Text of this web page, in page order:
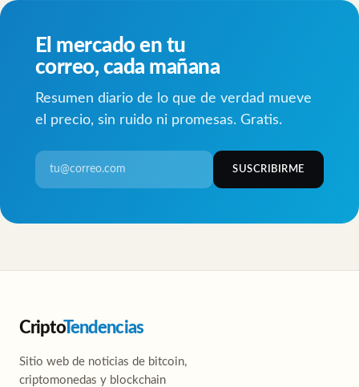
El mercado en tu
correo, cada mañana
Resumen diario de lo que de verdad mueve
el precio, sin ruido ni promesas. Gratis.
SUSCRIBIRME
CriptoTendencias
Sitio web de noticias de bitcoin,
criptomonedas y blockchain